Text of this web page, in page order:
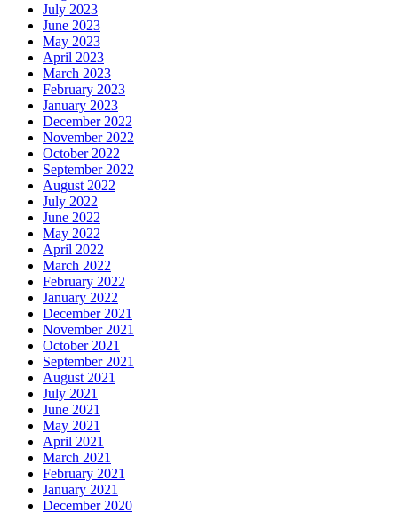
July 2023
June 2023
May 2023
April 2023
March 2023
February 2023
January 2023
December 2022
November 2022
October 2022
September 2022
August 2022
July 2022
June 2022
May 2022
April 2022
March 2022
February 2022
January 2022
December 2021
November 2021
October 2021
September 2021
August 2021
July 2021
June 2021
May 2021
April 2021
March 2021
February 2021
January 2021
December 2020